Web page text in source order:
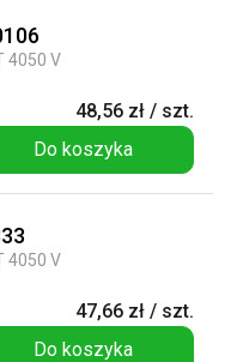
4050 V
48,56 zł / szt.
Do koszyka
4050 V
47,66 zł / szt.
Do koszyka